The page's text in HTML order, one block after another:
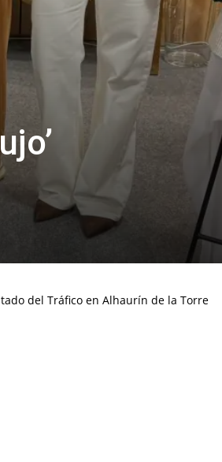
del Tráfico en Alhaurín de la Torre